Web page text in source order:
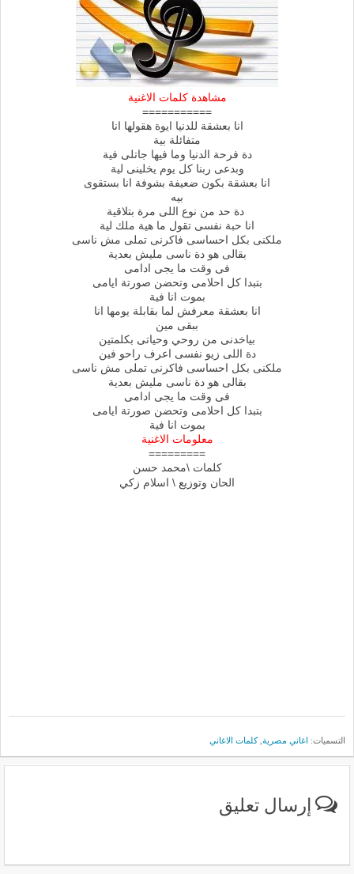
مشاهدة كلمات الاغنية
===========
انا بعشقة للدنيا ايوة هقولها انا
متفائلة بية
دة فرحة الدنيا وما فيها جاتلى فية
وبدعى ربنا كل يوم يخلينى لية
انا بعشقة بكون ضعيفة بشوفة انا بستقوى
بيه
دة حد من نوع اللى مرة بتلاقية
انا حبة نفسى تقول ما هية ملك لية
ملكنى بكل احساسى فاكرنى تملى مش ناسى
بقالى هو دة ناسى مليش بعدية
فى وقت ما يجى ادامى
بتبدا كل احلامى وتحضن صورتة ايامى
بموت انا فية
انا بعشقة معرفش لما بقابلة يومها انا
ببقى مين
بياخدنى من روحي وحياتى بكلمتين
دة اللى زيو نفسى اعرف راحو فين
ملكنى بكل احساسى فاكرنى تملى مش ناسى
بقالى هو دة ناسى مليش بعدية
فى وقت ما يجى ادامى
بتبدا كل احلامى وتحضن صورتة ايامى
بموت انا فية
معلومات الاغنية
=========
كلمات \محمد حسن
الحان وتوزيع \ اسلام زكي
التسميات: اغاني مصرية ,كلمات الاغاني
إرسال تعليق